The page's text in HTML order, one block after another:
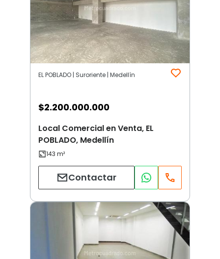
EL POBLADO | Suroriente | Medellín
$2.200.000.000
Local Comercial en Venta, EL
POBLADO, Medellín
Contactar